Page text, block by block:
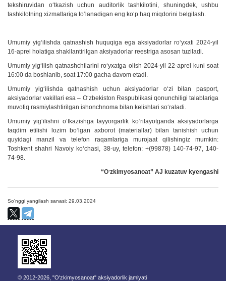
tekshiruvidan oʻtkazish uchun auditorlik tashkilotini, shuningdek, ushbu
tashkilotning xizmatlariga toʻlanadigan eng koʻp haq miqdorini belgilash.
Umumiy yigʻilishda qatnashish huquqiga ega aksiyadorlar roʻyxati 2024-yil
16-aprel holatiga shakllantirilgan aksiyadorlar reestriga asosan tuziladi.
Umumiy yigʻilish qatnashchilarini roʻyxatga olish 2024-yil 22-aprel kuni soat
16:00 da boshlanib, soat 17:00 gacha davom etadi.
Umumiy yigʻilishda qatnashish uchun aksiyadorlar oʻzi bilan pasport,
aksiyadorlar vakillari esa – Oʻzbekiston Respublikasi qonunchiligi talablariga
muvofiq rasmiylashtirilgan ishonchnoma bilan kelishlari soʻraladi.
Umumiy yigʻilishni oʻtkazishga tayyorgarlik koʻrilayotganda aksiyadorlarga
taqdim etilishi lozim boʻlgan axborot (materiallar) bilan tanishish uchun
quyidagi manzil va telefon raqamlariga murojaat qilishingiz mumkin:
Toshkent shahri Navoiy koʻchasi, 38-uy, telefon: +(99878) 140-74-97, 140-
74-98.
“Oʻzkimyosanoat” AJ kuzatuv kyengashi
So'nggi yangilash sanasi: 29.03.2024
© 2012-2026, "O'zkimyosanoat" aksiyadorlik jamiyati